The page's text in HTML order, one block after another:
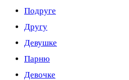
Подруге
Другу
Девушке
Парню
Девочке